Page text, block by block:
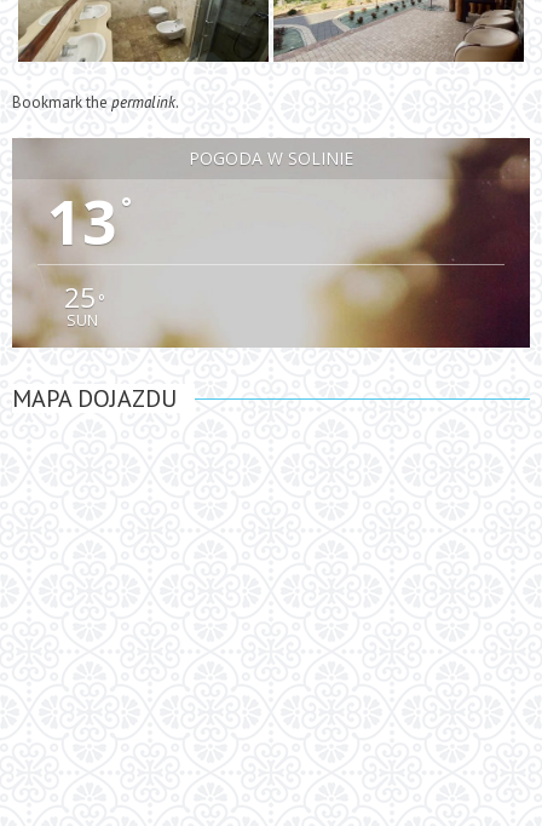
Bookmark the permalink.
POGODA W SOLINIE
13°
25 °
SUN
MAPA DOJAZDU